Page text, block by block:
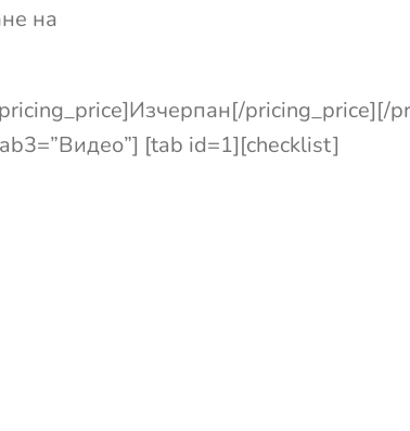
на
pricing_price][/
[tab id=1][checklist]